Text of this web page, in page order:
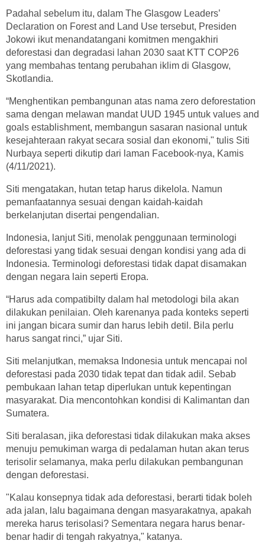
Padahal sebelum itu, dalam The Glasgow Leaders’
Declaration on Forest and Land Use tersebut, Presiden
Jokowi ikut menandatangani komitmen mengakhiri
deforestasi dan degradasi lahan 2030 saat KTT COP26
yang membahas tentang perubahan iklim di Glasgow,
Skotlandia.
“Menghentikan pembangunan atas nama zero deforestation
sama dengan melawan mandat UUD 1945 untuk values and
goals establishment, membangun sasaran nasional untuk
kesejahteraan rakyat secara sosial dan ekonomi," tulis Siti
Nurbaya seperti dikutip dari laman Facebook-nya, Kamis
(4/11/2021).
Siti mengatakan, hutan tetap harus dikelola. Namun
pemanfaatannya sesuai dengan kaidah-kaidah
berkelanjutan disertai pengendalian.
Indonesia, lanjut Siti, menolak penggunaan terminologi
deforestasi yang tidak sesuai dengan kondisi yang ada di
Indonesia. Terminologi deforestasi tidak dapat disamakan
dengan negara lain seperti Eropa.
“Harus ada compatibilty dalam hal metodologi bila akan
dilakukan penilaian. Oleh karenanya pada konteks seperti
ini jangan bicara sumir dan harus lebih detil. Bila perlu
harus sangat rinci,” ujar Siti.
Siti melanjutkan, memaksa Indonesia untuk mencapai nol
deforestasi pada 2030 tidak tepat dan tidak adil. Sebab
pembukaan lahan tetap diperlukan untuk kepentingan
masyarakat. Dia mencontohkan kondisi di Kalimantan dan
Sumatera.
Siti beralasan, jika deforestasi tidak dilakukan maka akses
menuju pemukiman warga di pedalaman hutan akan terus
terisolir selamanya, maka perlu dilakukan pembangunan
dengan deforestasi.
"Kalau konsepnya tidak ada deforestasi, berarti tidak boleh
ada jalan, lalu bagaimana dengan masyarakatnya, apakah
mereka harus terisolasi? Sementara negara harus benar-
benar hadir di tengah rakyatnya," katanya.